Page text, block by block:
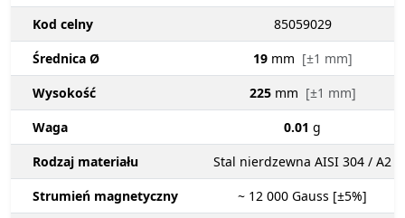
Kod celny
85059029
Średnica Ø
19 mm [±1 mm]
Wysokość
225 mm [±1 mm]
Waga
0.01 g
Rodzaj materiału
Stal nierdzewna AISI 304 / A2
Strumień magnetyczny
~ 12 000 Gauss [±5%]